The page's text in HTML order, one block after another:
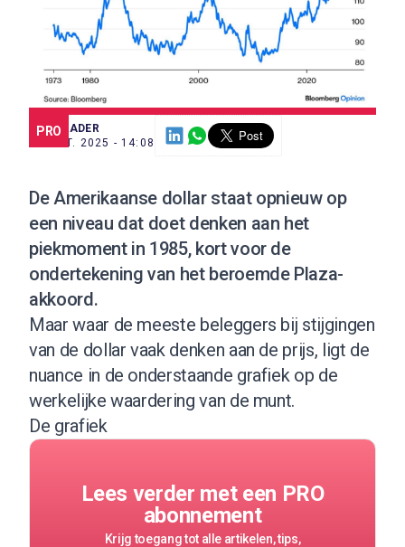
PRO
SCE TRADER
25 MRT. 2025 - 14:08
De Amerikaanse dollar staat opnieuw op
een niveau dat doet denken aan het
piekmoment in 1985, kort voor de
ondertekening van het beroemde Plaza-
akkoord.
Maar waar de meeste beleggers bij stijgingen
van de dollar vaak denken aan de prijs, ligt de
nuance in de onderstaande grafiek op de
werkelijke waardering van de munt.
De grafiek
Lees verder met een PRO
abonnement
Krijg toegang tot alle artikelen, tips,